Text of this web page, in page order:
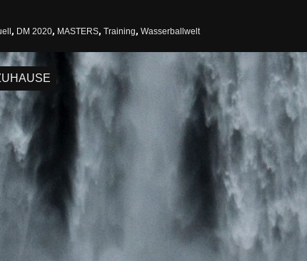
, DM 2020, MASTERS, Training, Wasserballwelt